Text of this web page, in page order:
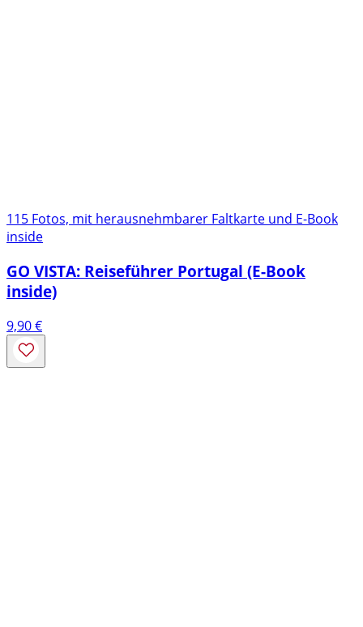
115 Fotos, mit herausnehmbarer Faltkarte und E-Book
inside
GO VISTA: Reiseführer Portugal (E-Book
inside)
9,90€